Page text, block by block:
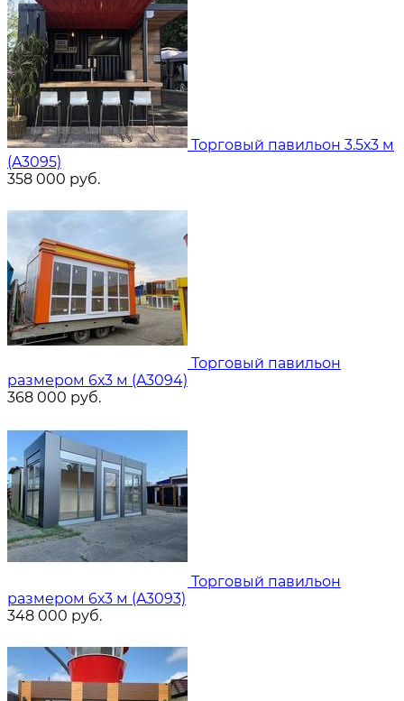
Торговый павильон 3.5х3 м
(A3095)
358 000 руб.
Торговый павильон
размером 6х3 м (A3094)
368 000 руб.
Торговый павильон
размером 6х3 м (A3093)
348 000 руб.